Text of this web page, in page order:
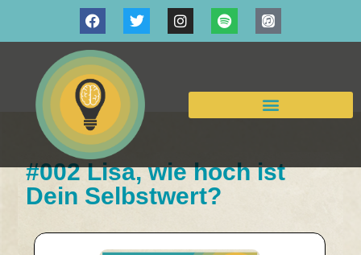
#002 Lisa, wie hoch ist
Dein Selbstwert?